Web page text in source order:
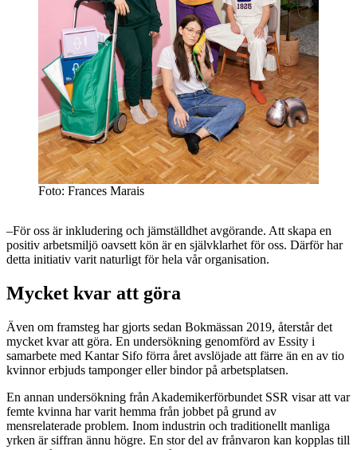
Foto: Frances Marais
–För oss är inkludering och jämställdhet avgörande. Att skapa en
positiv arbetsmiljö oavsett kön är en självklarhet för oss. Därför har
detta initiativ varit naturligt för hela vår organisation.
Mycket kvar att göra
Även om framsteg har gjorts sedan Bokmässan 2019, återstår det
mycket kvar att göra. En undersökning genomförd av Essity i
samarbete med Kantar Sifo förra året avslöjade att färre än en av tio
kvinnor erbjuds tamponger eller bindor på arbetsplatsen.
En annan undersökning från Akademikerförbundet SSR visar att var
femte kvinna har varit hemma från jobbet på grund av
mensrelaterade problem. Inom industrin och traditionellt manliga
yrken är siffran ännu högre. En stor del av frånvaron kan kopplas till